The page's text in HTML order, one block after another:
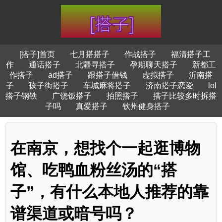
[搭子]首页 七月搭搭子 作战搭子
福清搭子工
作
通话搭子 北疆寻搭子 孕期聊天搭子
新都工
作搭子
ad搭子 跟搭子借钱 虚拟搭子
沂南搭
子
孩子街搭子 车城麻将搭子 济南搭子恋爱
lol
搭子钢铁
广饶饭搭子 拍照搭子
搭子比较多时拆搭
子吗
真爱搭子 钦州健身搭子
在南京，想找个一起逛博物
馆、吃鸭血粉丝汤的“搭
子”，有什么本地人推荐的靠
谱渠道或暗号吗？